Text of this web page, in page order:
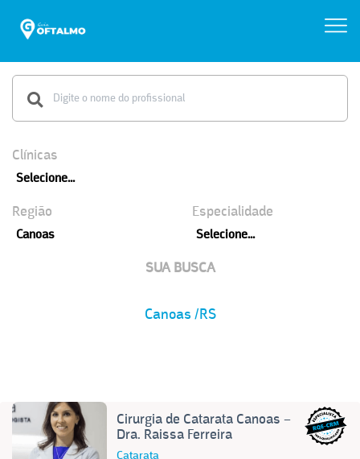
Clínicas
Selecione...
Região
Canoas
Especialidade
Selecione...
SUA BUSCA
Canoas /RS
Cirurgia de Catarata Canoas –
Dra. Raissa Ferreira
Catarata